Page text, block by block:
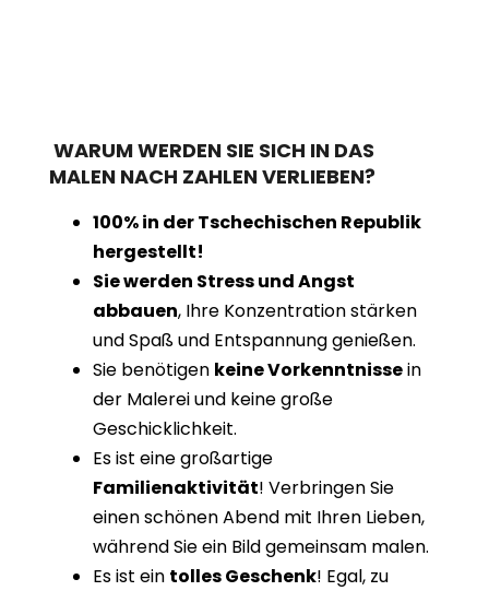
WARUM WERDEN SIE SICH IN DAS
MALEN NACH ZAHLEN VERLIEBEN?
100% in der Tschechischen Republik
hergestellt!
Sie werden Stress und Angst
abbauen, Ihre Konzentration stärken
und Spaß und Entspannung genießen.
Sie benötigen keine Vorkenntnissein
der Malerei und keine große
Geschicklichkeit.
Es ist eine großartige
Familienaktivität! Verbringen Sie
einen schönen Abend mit Ihren Lieben,
während Sie ein Bild gemeinsam malen.
Es ist ein tolles Geschenk! Egal, zu